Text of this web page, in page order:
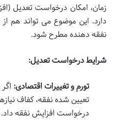
زمان، امکان درخواست تعدیل
دارد. این موضوع می تواند هم
نفقه دهنده مطرح شود.
شرایط درخواست تعدیل:
تورم و تغییرات اقتصادی:
تعیین شده نفقه، کفاف
درخواست افزایش نفقه داد.